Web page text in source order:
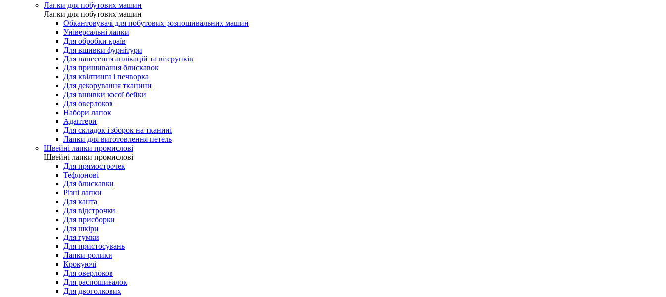
Лапки для побутових машин
Лапки для побутових машин
Обкантовувачі для побутових розпошивальних машин
Універсальні лапки
Для обробки країв
Для вшивки фурнітури
Для нанесення аплікацій та візерунків
Для пришивання блискавок
Для квілтинга і печворка
Для декорування тканини
Для вшивки косої бейки
Для оверлоков
Набори лапок
Адаптери
Для складок і зборок на тканині
Лапки для виготовлення петель
Швейні лапки промислові
Швейні лапки промислові
Для прямострочек
Тефлонові
Для блискавки
Різні лапки
Для канта
Для відстрочки
Для присборки
Для шкіри
Для гумки
Для пристосувань
Лапки-ролики
Крокуючі
Для оверлоков
Для распошивалок
Для двоголкових